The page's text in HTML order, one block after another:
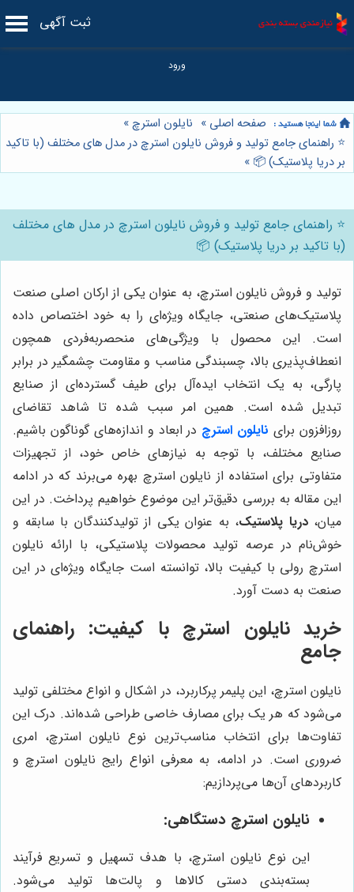
ثبت آگهی
صفحه اصلی » نایلون استرچ»
⭐️ راهنمای جامع تولید و فروش نایلون استرچ در مدل های مختلف (با تاکید
بر دریا پلاستیک) 📦 »
⭐️ راهنمای جامع تولید و فروش نایلون استرچ در مدل های مختلف
(با تاکید بر دریا پلاستیک) 📦
تولید و فروش نایلون استرچ، به عنوان یکی از ارکان اصلی صنعت
پلاستیک‌های صنعتی، جایگاه ویژه‌ای را به خود اختصاص داده
است. این محصول با ویژگی‌های منحصربه‌فردی همچون
انعطاف‌پذیری بالا، چسبندگی مناسب و مقاومت چشمگیر در برابر
پارگی، به یک انتخاب ایده‌آل برای طیف گسترده‌ای از صنایع
تبدیل شده است. همین امر سبب شده تا شاهد تقاضای
روزافزون برای نایلون استرچ در ابعاد و اندازه‌های گوناگون باشیم.
صنایع مختلف، با توجه به نیازهای خاص خود، از تجهیزات
متفاوتی برای استفاده از نایلون استرچ بهره می‌برند که در ادامه
این مقاله به بررسی دقیق‌تر این موضوع خواهیم پرداخت. در این
میان،دریا پلاستیک، به عنوان یکی از تولیدکنندگان با سابقه و
خوش‌نام در عرصه تولید محصولات پلاستیکی، با ارائه نایلون
استرچ رولی با کیفیت بالا، توانسته است جایگاه ویژه‌ای در این
صنعت به دست آورد.
خرید نایلون استرچ با کیفیت: راهنمای
جامع
نایلون استرچ، این پلیمر پرکاربرد، در اشکال و انواع مختلفی تولید
می‌شود که هر یک برای مصارف خاصی طراحی شده‌اند. درک این
تفاوت‌ها برای انتخاب مناسب‌ترین نوع نایلون استرچ، امری
ضروری است. در ادامه، به معرفی انواع رایج نایلون استرچ و
کاربردهای آن‌ها می‌پردازیم:
نایلون استرچ دستگاهی:
این نوع نایلون استرچ، با هدف تسهیل و تسریع فرآیند
بسته‌بندی دستی کالاها و پالت‌ها تولید می‌شود.